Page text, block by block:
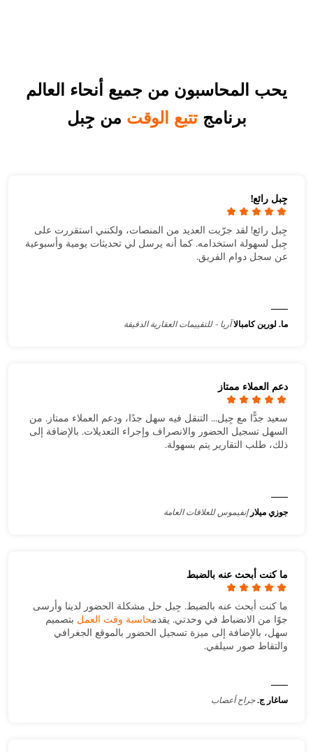
يحب المحاسبون من جميع أنحاء العالم
برنامجتتبع الوقت من جِبل
جِبل رائع!
جِبل رائع! لقد جرّبت العديد من المنصات، ولكنني استقررت على
جِبل لسهولة استخدامه. كما أنه يرسل لي تحديثات يومية وأسبوعية
عن سجل دوام الفريق.
ما. لورين كامبالاآريا - للتقييمات العقارية الدقيقة
دعم العملاء ممتاز
سعيد جدًّا مع جِبل... التنقل فيه سهل جدًا، ودعم العملاء ممتاز. من
السهل تسجيل الحضور والانصراف وإجراء التعديلات. بالإضافة إلى
ذلك، طلب التقارير يتم بسهولة.
جوزي ميلار إنفيموس للعلاقات العامة
ما كنت أبحث عنه بالضبط
ما كنت أبحث عنه بالضبط. جِبل حل مشكلة الحضور لدينا وأرسى
جوًا من الانضباط في وحدتي. يقدمحاسبة وقت العمل بتصميم
سهل، بالإضافة إلى ميزة تسجيل الحضور بالموقع الجغرافي
والتقاط صور سيلفي.
ساغار ج.جراح أعصاب